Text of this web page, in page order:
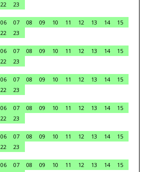
22
23
06 07 08 09 10 11 12 13 14
15
22
23
06 07 08 09 10 11 12 13 14
15
22
23
06 07 08 09 10 11 12 13 14
15
22
23
06 07 08 09 10 11 12 13 14
15
22
23
06 07 08 09 10 11 12 13 14
15
22
23
06 07 08 09 10 11 12 13 14
15